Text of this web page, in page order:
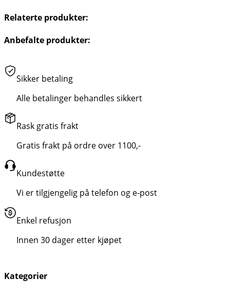
Relaterte produkter:
Anbefalte produkter:
Sikker betaling
Alle betalinger behandles sikkert
Rask gratis frakt
Gratis frakt på ordre over 1100,-
Kundestøtte
Vi er tilgjengelig på telefon og e-post
Enkel refusjon
Innen 30 dager etter kjøpet
Kategorier